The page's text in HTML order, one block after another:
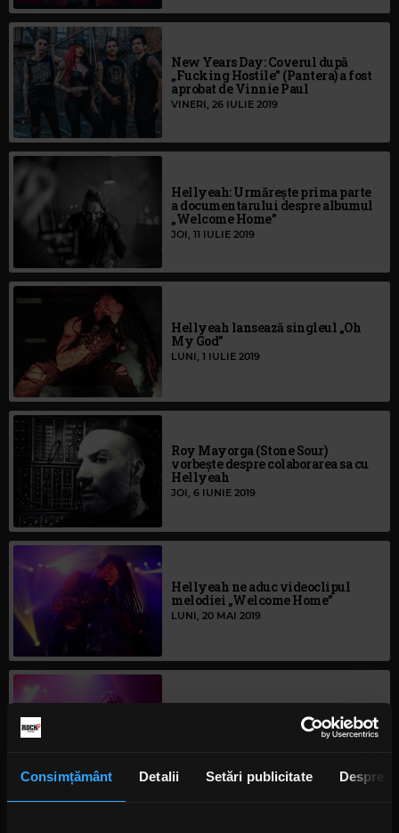
Consimțământ Detalii Setări publicitate Despre
New Years Day: Coverul după
„Fucking Hostile” (Pantera) a fost
aprobat de Vinnie Paul
VINERI, 26 IULIE 2019
Hellyeah: Urmărește prima parte
a documentarului despre albumul
„Welcome Home”
JOI, 11 IULIE 2019
Hellyeah lansează singleul „Oh
My God”
LUNI, 1 IULIE 2019
Roy Mayorga (Stone Sour)
vorbește despre colaborarea sa cu
Hellyeah
JOI, 6 IUNIE 2019
Hellyeah ne aduc videoclipul
melodiei „Welcome Home”
LUNI, 20 MAI 2019
Hellyeah vor lansa albumul
„Welcome Home” în septembrie